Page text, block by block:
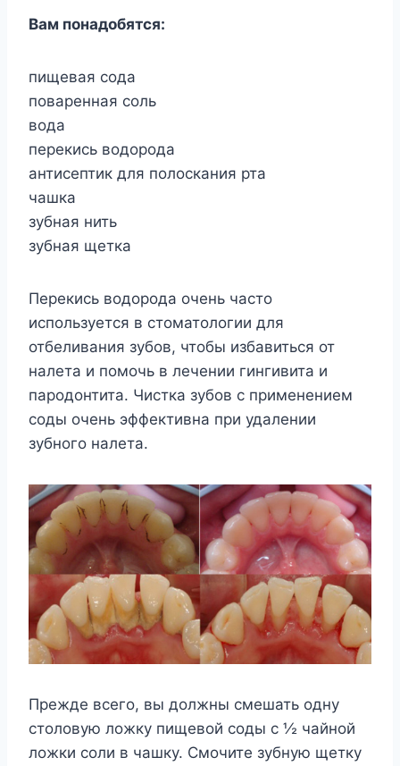
Вам понадобятся:
пищевая сода
поваренная соль
вода
перекись водорода
антисептик для полоскания рта
чашка
зубная нить
зубная щетка
Перекись водорода очень часто
используется в стоматологии для
отбеливания зубов, чтобы избавиться от
налета и помочь в лечении гингивита и
пародонтита. Чистка зубов с применением
соды очень эффективна при удалении
зубного налета.
Прежде всего, вы должны смешать одну
столовую ложку пищевой соды с ½ чайной
ложки соли в чашку. Смочите зубную щетку